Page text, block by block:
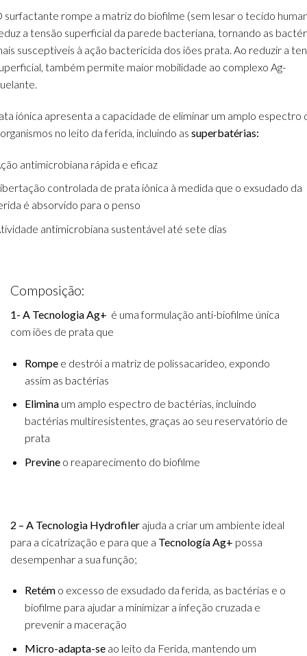
surfactante rompe a matriz do biofilme (sem lesar o tecido
a tensão superficial da parede bacteriana, tornando as
susceptiveis à ação bactericida dos iões prata. Ao reduzir a
também permite maior mobilidade ao complexo Ag-
iónica apresenta a capacidade de eliminar um amplo espectro
no leito da ferida, incluindo as superbatérias:
antimicrobiana rápida e eficaz
controlada de prata iônica à medida que o exsudado da
é absorvido para o penso
antimicrobiana sustentável até sete dias
Composição:
1- A Tecnologia Ag+ é uma formulação anti-biofilme única
com iões de prata que
Rompee destrói a matriz de polissacarídeo, expondo
assim as bactérias
Eliminaum amplo espectro de bactérias, incluindo
bactérias multiresistentes, graças ao seu reservatório de
prata
Previneo reaparecimento do biofilme
2 – A Tecnologia Hydrofiler ajuda a criar um ambiente ideal
para a cicatrização e para que a Tecnología Ag+ possa
desempenhar a sua função;
Retém o excesso de exsudado da ferida, as bactérias e o
biofilme para ajudar a minimizar a infeção cruzada e
prevenir a maceração
Micro-adapta-se ao leito da Ferida, mantendo um